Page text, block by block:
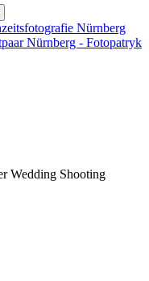
Wedding Shooting